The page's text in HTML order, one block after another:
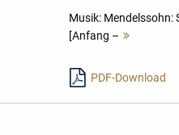
Musik: Mendelssohn:
[Anfang –
PDF-Download